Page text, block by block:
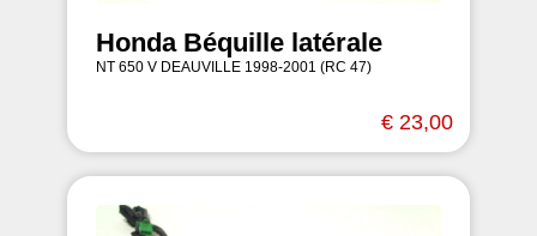
Honda Béquille latérale
NT 650 V DEAUVILLE 1998-2001 (RC 47)
€ 23,00